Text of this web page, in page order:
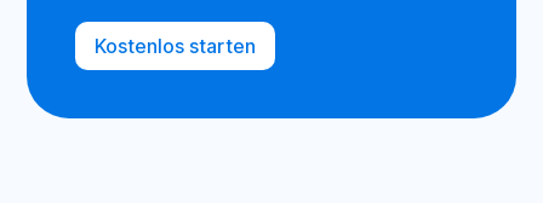
Kostenlos starten